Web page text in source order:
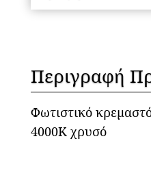
Περιγραφή
Φωτιστικό
4000K χρυσό